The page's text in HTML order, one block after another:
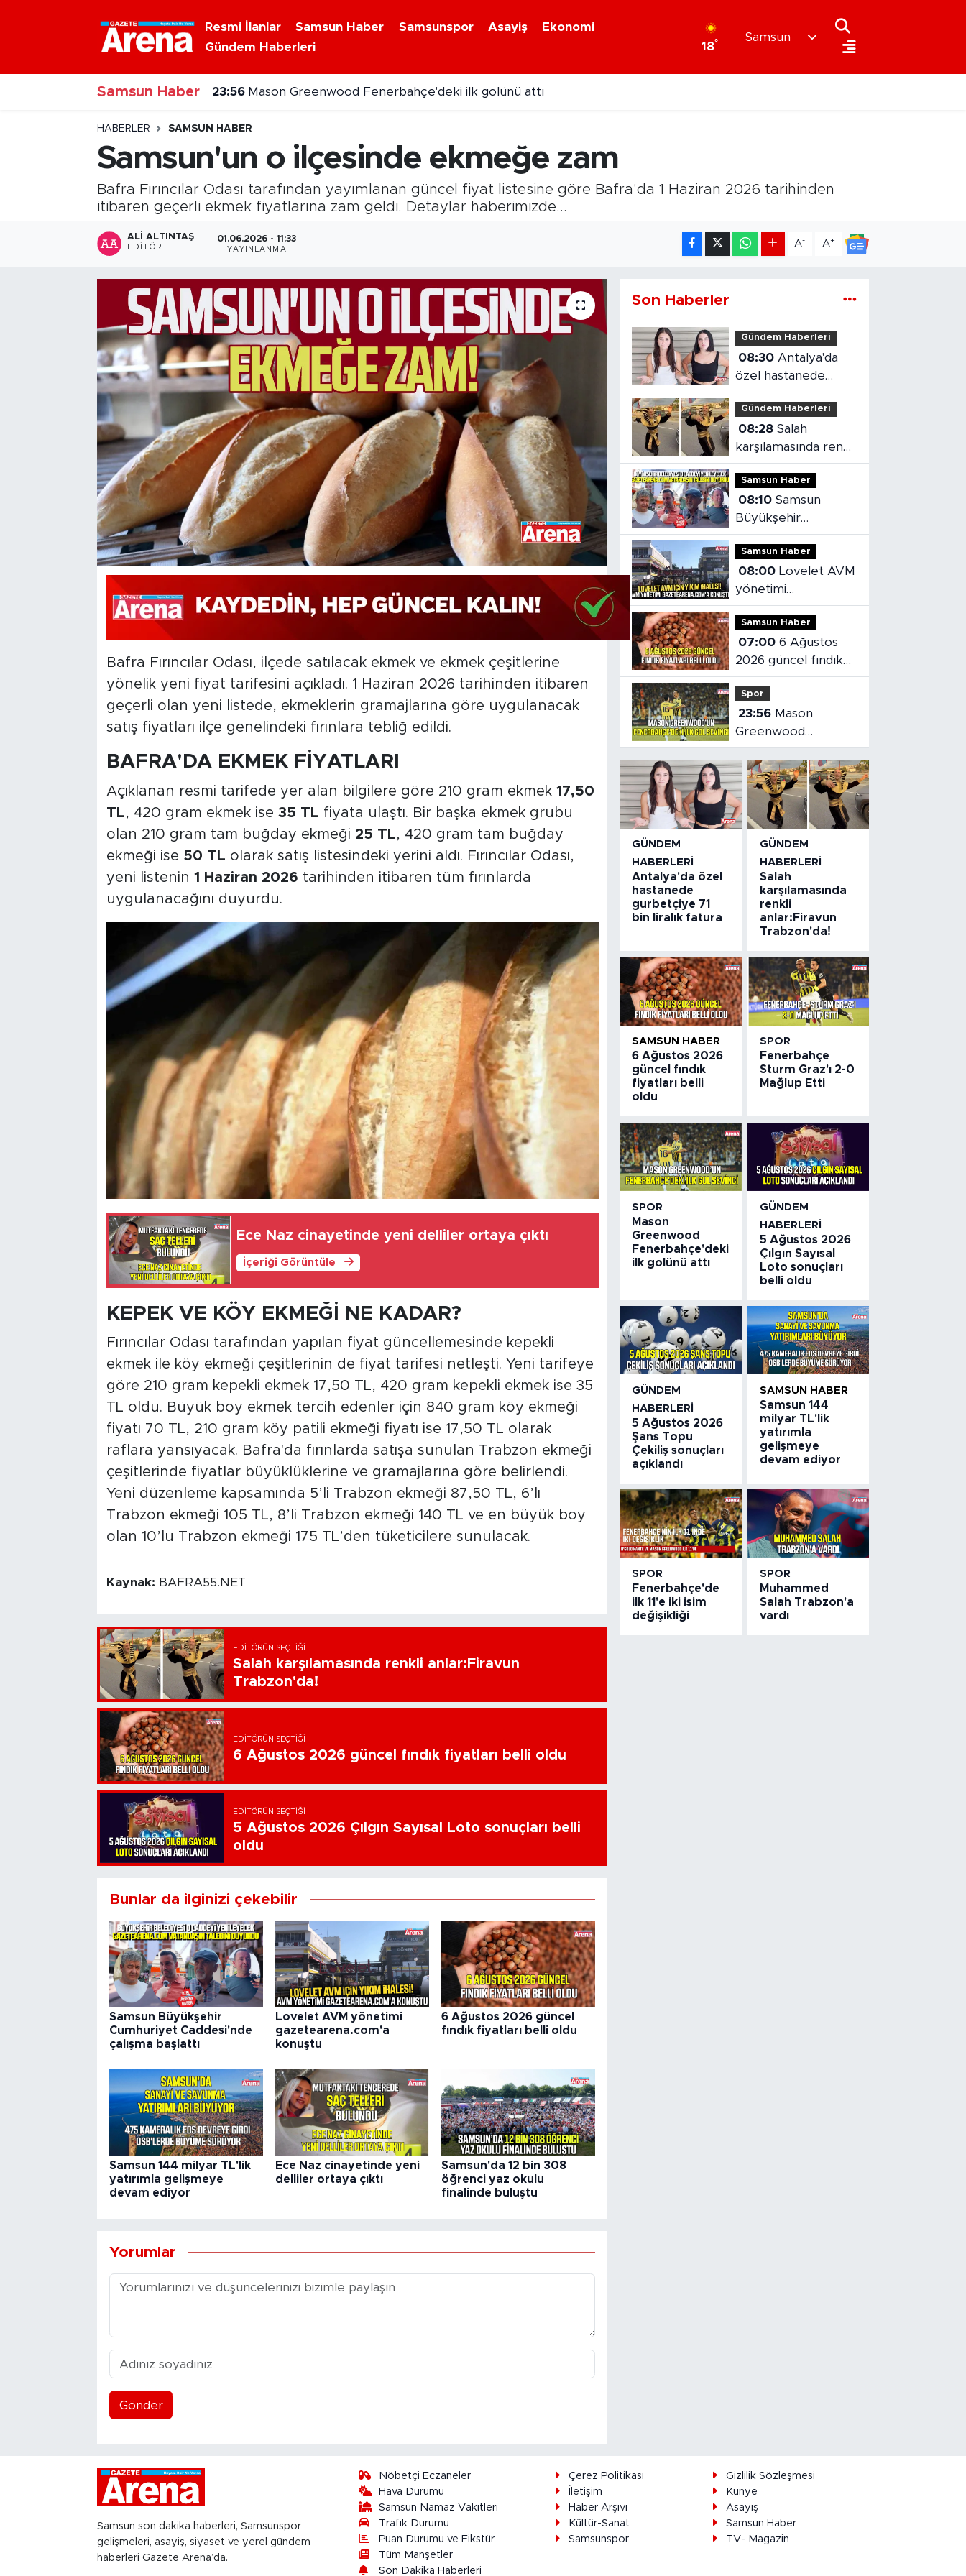
Resmi İlanlar Samsun Haber Samsunspor Asayiş
Ekonomi
Gündem Haberleri
18°
Samsun
Samsun Haber 23:56 Mason Greenwood Fenerbahçe'deki ilk golünü attı
HABERLER SAMSUN HABER
Samsun'un o ilçesinde ekmeğe zam
Bafra Fırıncılar Odası tarafından yayımlanan güncel fiyat listesine göre Bafra'da 1 Haziran 2026 tarihinden
itibaren geçerli ekmek fiyatlarına zam geldi. Detaylar haberimizde...
ALI ALTINTAŞ
EDITÖR
01.06.2026 - 11:33
YAYINLANMA
A- A+
Bafra Fırıncılar Odası, ilçede satılacak ekmek ve ekmek çeşitlerine
yönelik yeni fiyat tarifesini açıkladı. 1 Haziran 2026 tarihinden itibaren
geçerli olan yeni listede, ekmeklerin gramajlarına göre uygulanacak
satış fiyatları ilçe genelindeki fırınlara tebliğ edildi.
BAFRA'DA EKMEK FİYATLARI
Açıklanan resmi tarifede yer alan bilgilere göre 210 gram ekmek 17,50
TL, 420 gram ekmek ise 35 TL fiyata ulaştı. Bir başka ekmek grubu
olan 210 gram tam buğday ekmeği 25 TL, 420 gram tam buğday
ekmeği ise 50 TL olarak satış listesindeki yerini aldı. Fırıncılar Odası,
yeni listenin 1 Haziran 2026 tarihinden itibaren tüm fırınlarda
uygulanacağını duyurdu.
Ece Naz cinayetinde yeni delliler ortaya çıktı
İçeriği Görüntüle
KEPEK VE KÖY EKMEĞİ NE KADAR?
Fırıncılar Odası tarafından yapılan fiyat güncellemesinde kepekli
ekmek ile köy ekmeği çeşitlerinin de fiyat tarifesi netleşti. Yeni tarifeye
göre 210 gram kepekli ekmek 17,50 TL, 420 gram kepekli ekmek ise 35
TL oldu. Büyük boy ekmek tercih edenler için 840 gram köy ekmeği
fiyatı 70 TL, 210 gram köy patili ekmeği fiyatı ise 17,50 TL olarak
raflara yansıyacak. Bafra'da fırınlarda satışa sunulan Trabzon ekmeği
çeşitlerinde fiyatlar büyüklüklerine ve gramajlarına göre belirlendi.
Yeni düzenleme kapsamında 5’li Trabzon ekmeği 87,50 TL, 6’lı
Trabzon ekmeği 105 TL, 8’li Trabzon ekmeği 140 TL ve en büyük boy
olan 10’lu Trabzon ekmeği 175 TL’den tüketicilere sunulacak.
Kaynak: BAFRA55.NET
EDITÖRÜN SEÇTIĞI
Salah karşılamasında renkli anlar:Firavun
Trabzon'da!
EDITÖRÜN SEÇTIĞI
6 Ağustos 2026 güncel fındık fiyatları belli oldu
EDITÖRÜN SEÇTIĞI
5 Ağustos 2026 Çılgın Sayısal Loto sonuçları belli
oldu
Bunlar da ilginizi çekebilir
Samsun Büyükşehir
Cumhuriyet Caddesi'nde
çalışma başlattı
Lovelet AVM yönetimi
gazetearena.com'a
konuştu
6 Ağustos 2026 güncel
fındık fiyatları belli oldu
Samsun 144 milyar TL'lik
yatırımla gelişmeye
devam ediyor
Ece Naz cinayetinde yeni
delliler ortaya çıktı
Samsun'da 12 bin 308
öğrenci yaz okulu
finalinde buluştu
Yorumlar
Gönder
Son Haberler
Gündem Haberleri
08:30 Antalya'da
özel hastanede
gurbetçiye 71 bin
liralık fatura
Gündem Haberleri
08:28 Salah
karşılamasında renkli
anlar:Firavun
Trabzon'da!
Samsun Haber
08:10 Samsun
Büyükşehir
Cumhuriyet
Caddesi'nde çalışma
başlattı
Samsun Haber
08:00
yönetimi
gazetearena.com'a
konuştu
Samsun Haber
07:00 6 Ağustos
2026 güncel fındık
fiyatları belli oldu
Spor
23:56
Greenwood
Fenerbahçe'deki ilk
golünü attı
GÜNDEM
HABERLERI
Antalya'da özel
hastanede
gurbetçiye 71
bin liralık fatura
GÜNDEM
HABERLERI
Salah
karşılamasında
renkli
anlar:Firavun
Trabzon'da!
SAMSUN HABER
6 Ağustos 2026
güncel fındık
fiyatları belli
oldu
SPOR
Fenerbahçe
Sturm Graz'ı 2-0
Mağlup Etti
SPOR
Mason
Greenwood
Fenerbahçe'deki
ilk golünü attı
GÜNDEM
HABERLERI
5 Ağustos 2026
Çılgın Sayısal
Loto sonuçları
belli oldu
GÜNDEM
HABERLERI
5 Ağustos 2026
Şans Topu
Çekiliş sonuçları
açıklandı
SAMSUN HABER
Samsun 144
milyar TL'lik
yatırımla
gelişmeye
devam ediyor
SPOR
Fenerbahçe'de
ilk 11'e iki isim
değişikliği
SPOR
Muhammed
Salah Trabzon'a
vardı
Samsun son dakika haberleri, Samsunspor
gelişmeleri, asayiş, siyaset ve yerel gündem
haberleri Gazete Arena’da.
Nöbetçi Eczaneler
Hava Durumu
Samsun Namaz Vakitleri
Trafik Durumu
Puan Durumu ve Fikstür
Tüm Manşetler
Son Dakika Haberleri
Çerez Politikası
Gizlilik Sözleşmesi
İletişim
Künye
Haber Arşivi
Asayiş
Kültür-Sanat
Samsun Haber
Samsunspor
TV- Magazin
Nöbetçi Eczaneler
Hava Durumu
Samsun Namaz Vakitleri
Trafik Durumu
Süper Lig Puan Durumu ve Fikstür
Tüm Manşetler